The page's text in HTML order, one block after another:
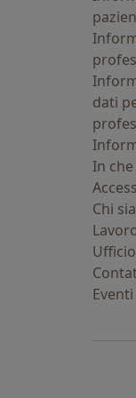
dati
In
Chi
Eventi